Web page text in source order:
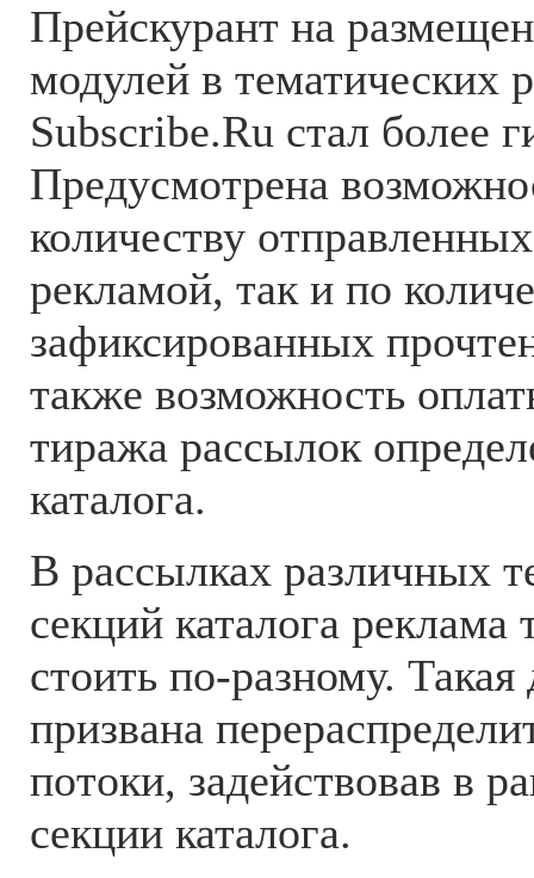
Прейскурант на
модулей в тематических
Subscribe.Ru стал более
Предусмотрена
количеству
рекламой, так и по
зафиксированных
также возможность
тиража рассылок
каталога.
В рассылках различных
секций каталога реклама
стоить по-разному.
призвана
потоки, задействовав в
секции каталога.